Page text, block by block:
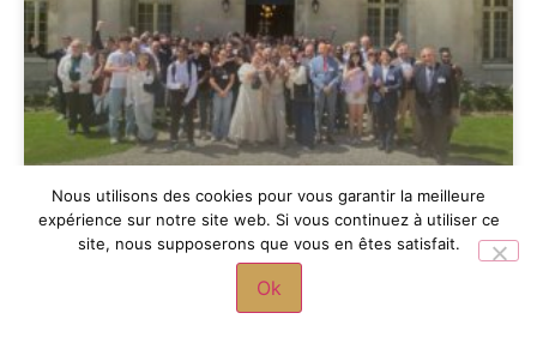
L’académie de Versailles réunie
Nous utilisons des cookies pour vous garantir la meilleure
expérience sur notre site web. Si vous continuez à utiliser ce
site, nous supposerons que vous en êtes satisfait.
Ok